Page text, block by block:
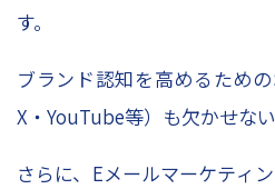
す。
ブランド認知を高めるため
X・YouTube等）も欠かせない
さらに、Eメールマーケティ